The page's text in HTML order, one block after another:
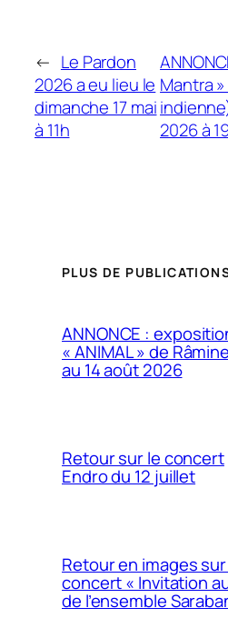
← Le Pardon
2026 a eu lieu le
dimanche 17 mai
à 11h
Mantra
2026 à
PLUS DE
ANNONCE :
« ANIMAL » de
au 14 août 2026
Retour sur le concert
Endro du 12 juillet
Retour en images
concert « Invitation
de l’ensemble